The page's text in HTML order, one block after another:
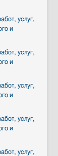
услуг,
и
услуг,
и
услуг,
и
услуг,
и
услуг,